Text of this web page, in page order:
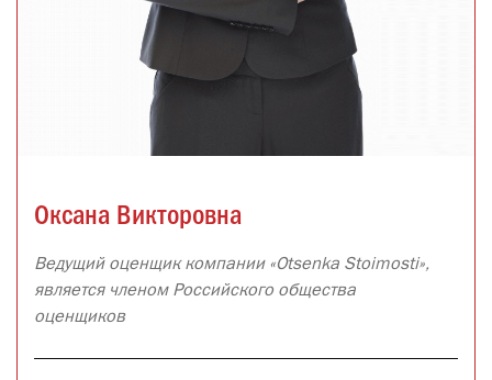
Оксана Викторовна
Ведущий оценщик компании «Otsenka Stoimosti»,
является членом Российского общества
оценщиков